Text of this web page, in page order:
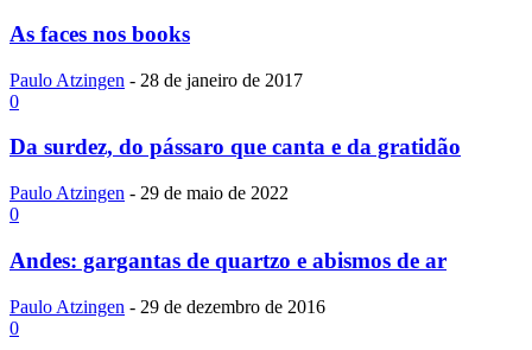
As faces nos books
Paulo Atzingen - 28 de janeiro de 2017
0
Da surdez, do pássaro que canta e da gratidão
Paulo Atzingen - 29 de maio de 2022
0
Andes: gargantas de quartzo e abismos de ar
Paulo Atzingen - 29 de dezembro de 2016
0